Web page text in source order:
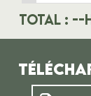
Total : --